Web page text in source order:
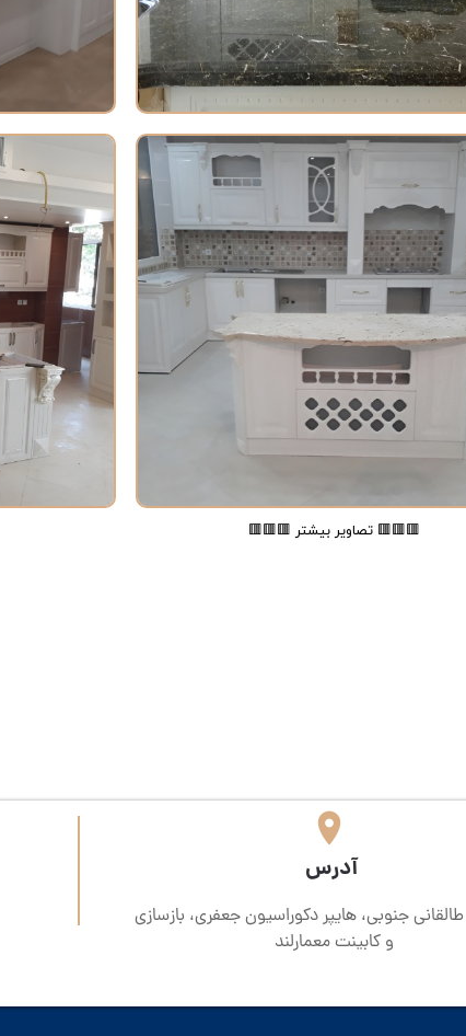
کابینت ممبران در کرج 05
کابینت ممبران در کرج 02
🟥🟥🟥 تصاویر بیشتر 🟥🟥🟥
طالقانی جنوبی، هایپر دکوراسیون جعفری، بازسازی
و کابینت معمارلند
​آدرس